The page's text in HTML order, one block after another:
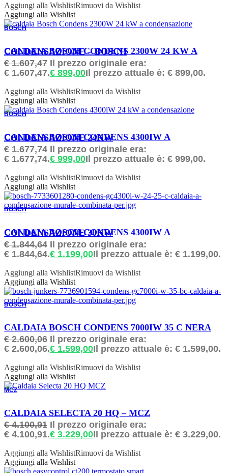
Aggiungi alla WishlistRimuovi da Wishlist
Aggiungi alla Wishlist
BOSCH
ORDINABILE
CALDAIA BOSCH CONDENS 2300W 24 KW A CONDENSAZIONE – BOSCH
€1.607,47 Il prezzo originale era:
€ 1.607,47.€ 899,00Il prezzo attuale è: € 899,00.
Aggiungi alla WishlistRimuovi da Wishlist
Aggiungi alla Wishlist
BOSCH
ORDINABILE
CALDAIA BOSCH CONDENS 4300IW A CONDENSAZIONE 24KW
€1.677,74 Il prezzo originale era:
€ 1.677,74.€ 999,00Il prezzo attuale è: € 999,00.
Aggiungi alla WishlistRimuovi da Wishlist
Aggiungi alla Wishlist
BOSCH
ORDINABILE
CALDAIA BOSCH CONDENS 4300IW A CONDENSAZIONE 30KW
€1.844,64 Il prezzo originale era:
€ 1.844,64.€ 1.199,00Il prezzo attuale è: € 1.199,00.
Aggiungi alla WishlistRimuovi da Wishlist
Aggiungi alla Wishlist
BOSCH
ORDINABILE
CALDAIA BOSCH CONDENS 7000IW 35 C NERA
€2.600,06 Il prezzo originale era:
€ 2.600,06.€ 1.599,00Il prezzo attuale è: € 1.599,00.
Aggiungi alla WishlistRimuovi da Wishlist
Aggiungi alla Wishlist
MCZ
ORDINABILE
CALDAIA SELECTA 20 HQ – MCZ
€4.100,91 Il prezzo originale era:
€ 4.100,91.€ 3.229,00Il prezzo attuale è: € 3.229,00.
Aggiungi alla WishlistRimuovi da Wishlist
Aggiungi alla Wishlist